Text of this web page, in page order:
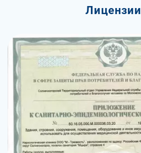
Лицензии